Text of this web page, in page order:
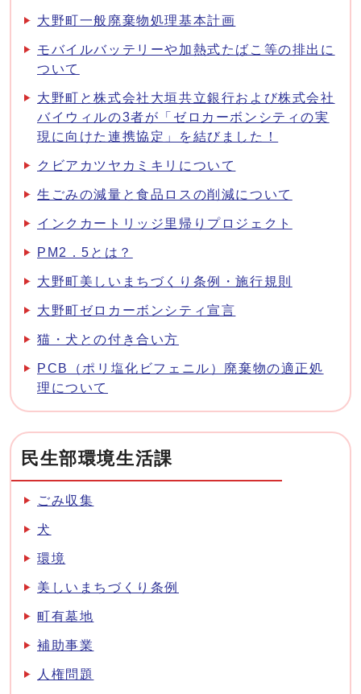
大野町一般廃棄物処理基本計画
モバイルバッテリーや加熱式たばこ等の排出に
ついて
大野町と株式会社大垣共立銀行および株式会社
バイウィルの3者が「ゼロカーボンシティの実
現に向けた連携協定」を結びました！
クビアカツヤカミキリについて
生ごみの減量と食品ロスの削減について
インクカートリッジ里帰りプロジェクト
PM2．5とは？
大野町美しいまちづくり条例・施行規則
大野町ゼロカーボンシティ宣言
猫・犬との付き合い方
PCB（ポリ塩化ビフェニル）廃棄物の適正処
理について
民生部環境生活課
ごみ収集
犬
環境
美しいまちづくり条例
町有墓地
補助事業
人権問題